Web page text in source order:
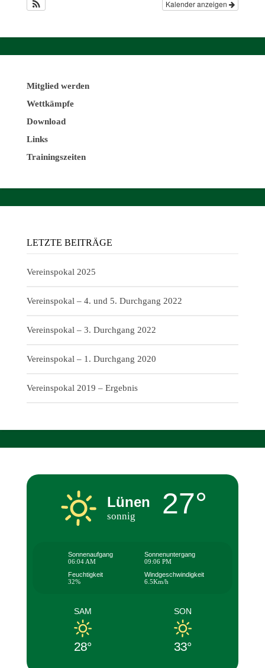
Kalender anzeigen
Mitglied werden
Wettkämpfe
Download
Links
Trainingszeiten
LETZTE BEITRÄGE
Vereinspokal 2025
Vereinspokal – 4. und 5. Durchgang 2022
Vereinspokal – 3. Durchgang 2022
Vereinspokal – 1. Durchgang 2020
Vereinspokal 2019 – Ergebnis
Lünen
sonnig 27°
Sonnenaufgang
06:04 AM
Sonnenuntergang
09:06 PM
Feuchtigkeit
32%
Windgeschwindigkeit
6.5Km/h
SAM
28°
SON
33°